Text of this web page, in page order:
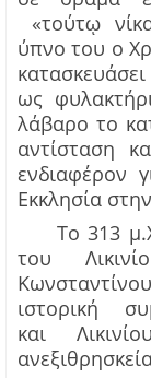
«τούτῳ
ύπνο του ο
ως
λάβαρο το
αντίσταση
ενδιαφέρον
Εκκλησία
Το 313
του
Κωνσταντίνου
ιστορική
καιΛικινίου